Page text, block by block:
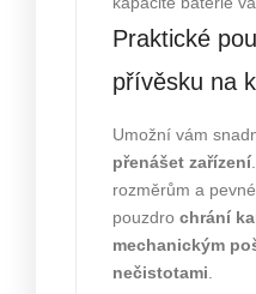
Praktické
přívěsku na
Umožní vám
přenášet zařízení
rozměrům a
pouzdro chrání
mechanickým
nečistotami